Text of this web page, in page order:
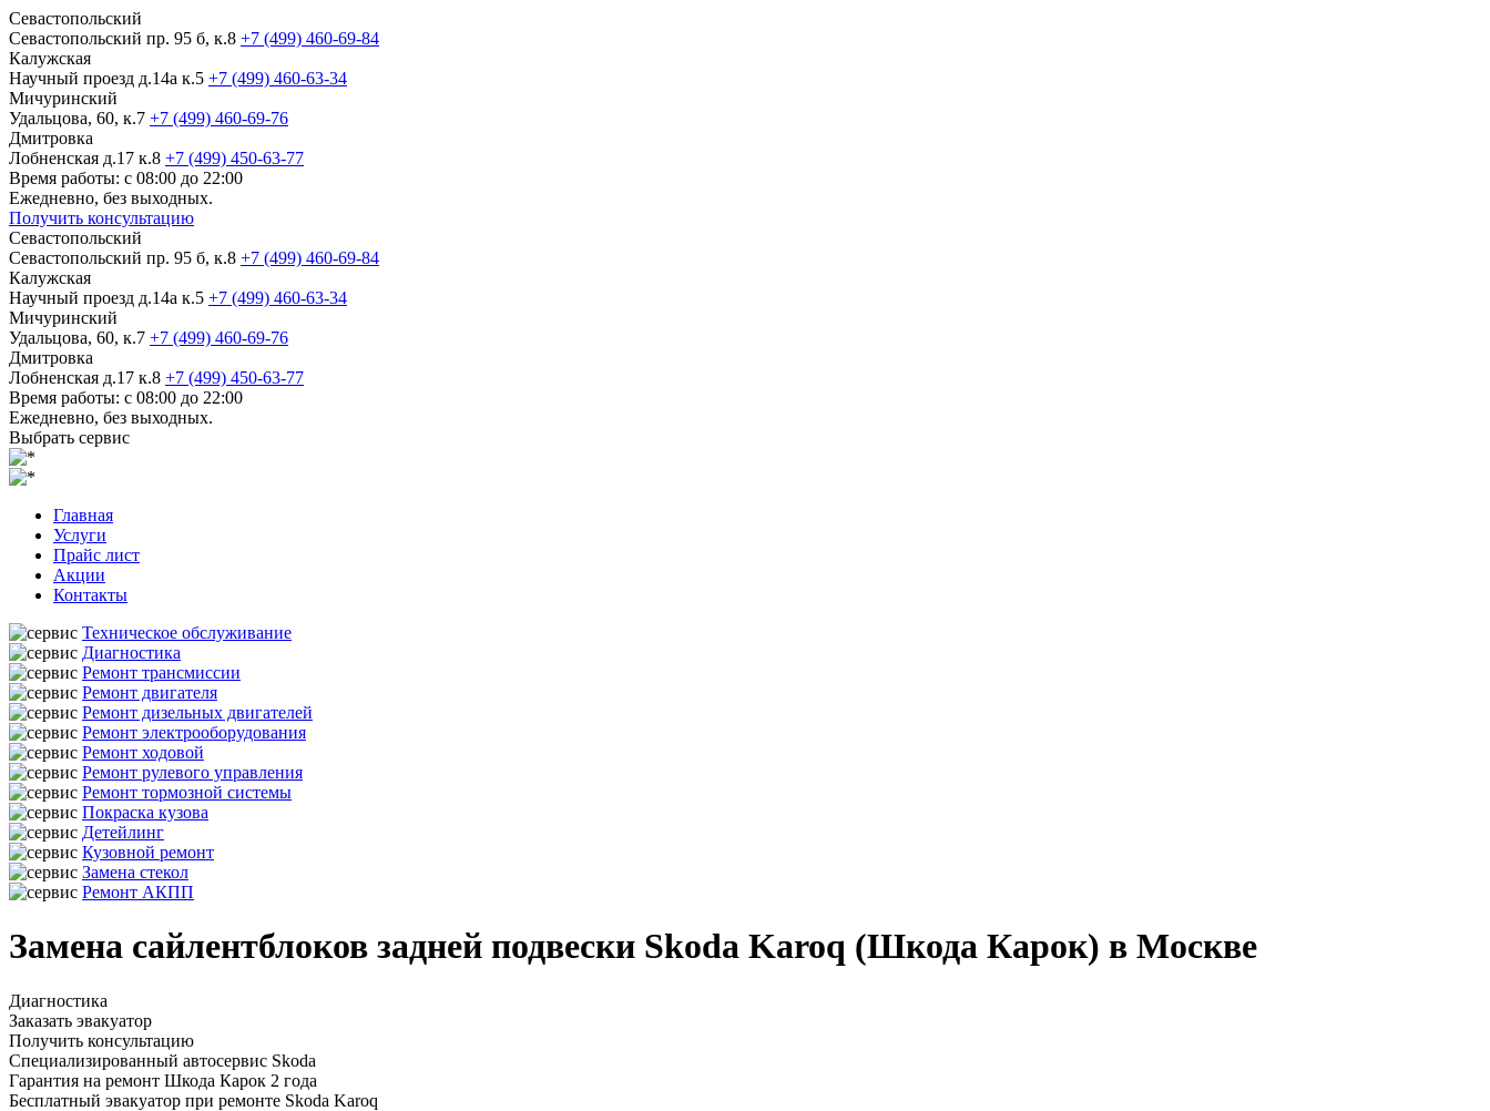
Севастопольский
Севастопольский пр. 95 б, к.8 +7 (499) 460-69-84
Калужская
Научный проезд д.14а к.5 +7 (499) 460-63-34
Мичуринский
Удальцова, 60, к.7 +7 (499) 460-69-76
Дмитровка
Лобненская д.17 к.8 +7 (499) 450-63-77
Время работы: с 08:00 до 22:00
Ежедневно, без выходных.
Получить консультацию
Севастопольский
Севастопольский пр. 95 б, к.8 +7 (499) 460-69-84
Калужская
Научный проезд д.14а к.5 +7 (499) 460-63-34
Мичуринский
Удальцова, 60, к.7 +7 (499) 460-69-76
Дмитровка
Лобненская д.17 к.8 +7 (499) 450-63-77
Время работы: с 08:00 до 22:00
Ежедневно, без выходных.
Выбрать сервис
Главная
Услуги
Прайс лист
Акции
Контакты
Техническое обслуживание
Диагностика
Ремонт трансмиссии
Ремонт двигателя
Ремонт дизельных двигателей
Ремонт электрооборудования
Ремонт ходовой
Ремонт рулевого управления
Ремонт тормозной системы
Покраска кузова
Детейлинг
Кузовной ремонт
Замена стекол
Ремонт АКПП
Замена сайлентблоков задней подвески Skoda Karoq (Шкода Карок) в Москве
Диагностика
Заказать эвакуатор
Получить консультацию
Специализированный автосервис Skoda
Гарантия на ремонт Шкода Карок 2 года
Бесплатный эвакуатор при ремонте Skoda Karoq